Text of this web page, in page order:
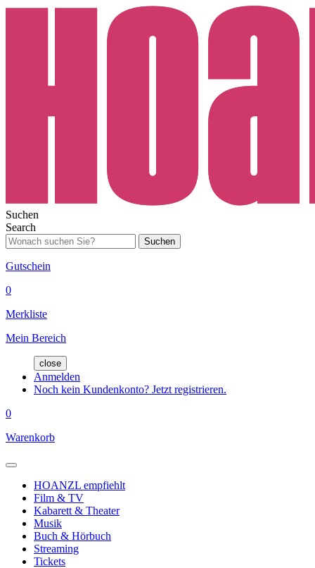
Suchen
Search
Suchen
Gutschein
0
Merkliste
Mein Bereich
close
Anmelden
Noch kein Kundenkonto? Jetzt registrieren.
0
Warenkorb
HOANZL empfiehlt
Film & TV
Kabarett & Theater
Musik
Buch & Hörbuch
Streaming
Tickets